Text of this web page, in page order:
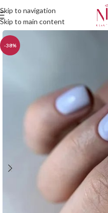
Skip to navigation
Skip to main content
-38%